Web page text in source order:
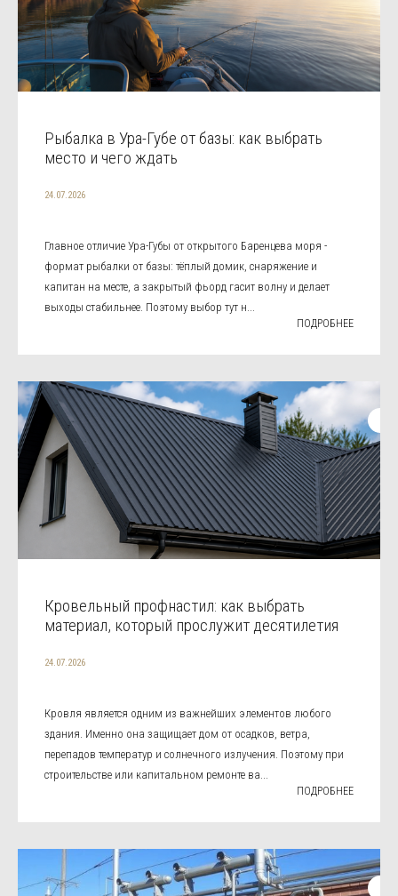
Рыбалка в Ура-Губе от базы: как выбрать
место и чего ждать
24.07.2026
Главное отличие Ура-Губы от открытого Баренцева моря -
формат рыбалки от базы: тёплый домик, снаряжение и
капитан на месте, а закрытый фьорд гасит волну и делает
выходы стабильнее. Поэтому выбор тут н...
ПОДРОБНЕЕ
Кровельный профнастил: как выбрать
материал, который прослужит десятилетия
24.07.2026
Кровля является одним из важнейших элементов любого
здания. Именно она защищает дом от осадков, ветра,
перепадов температур и солнечного излучения. Поэтому при
строительстве или капитальном ремонте ва...
ПОДРОБНЕЕ